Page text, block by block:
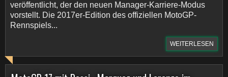
veröffentlicht, der den neuen Manager-Karriere-Modus
vorstellt. Die 2017er-Edition des offiziellen MotoGP-
Rennspiels...
WEITERLESEN